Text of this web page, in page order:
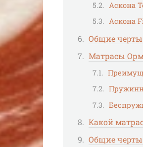
Аскона
Аскона
Общие черты
Матрасы
Какой
Общие черты